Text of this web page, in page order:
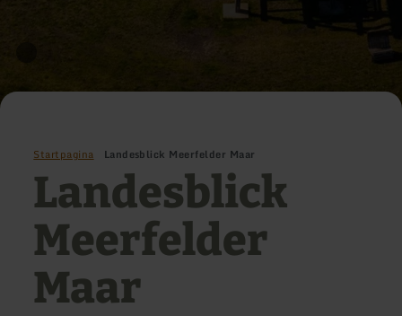
Startpagina Landesblick Meerfelder Maar
Landesblick
Meerfelder
Maar